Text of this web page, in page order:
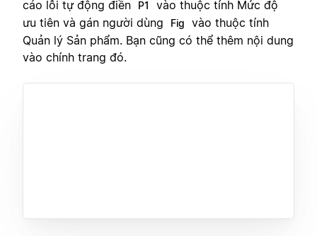
cáo lỗi tự động điền
P1
vào thuộc tính Mức độ
ưu tiên và gán người dùng
Fig
vào thuộc tính
Quản lý Sản phẩm. Bạn cũng có thể thêm nội dung
vào chính trang đó.